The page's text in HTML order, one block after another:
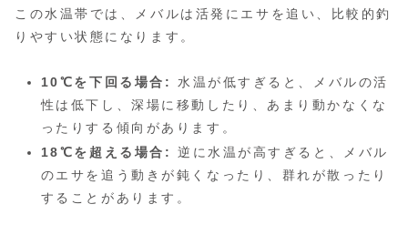
この水温帯では、メバルは活発にエサを追い、比較的釣
りやすい状態になります。
10℃を下回る場合:
水温が低すぎると、メバルの活
性は低下し、深場に移動したり、あまり動かなくな
ったりする傾向があります。
18℃を超える場合:
逆に水温が高すぎると、メバル
のエサを追う動きが鈍くなったり、群れが散ったり
することがあります。